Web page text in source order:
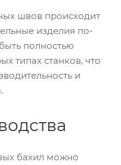
швов происходит
изделия по-
полностью
типах станков, что
и
бахил можно